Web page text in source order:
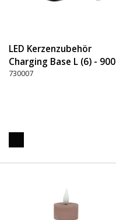
LED Kerzenzubehör
Charging Base L (6) - 900
Schwarz
730007